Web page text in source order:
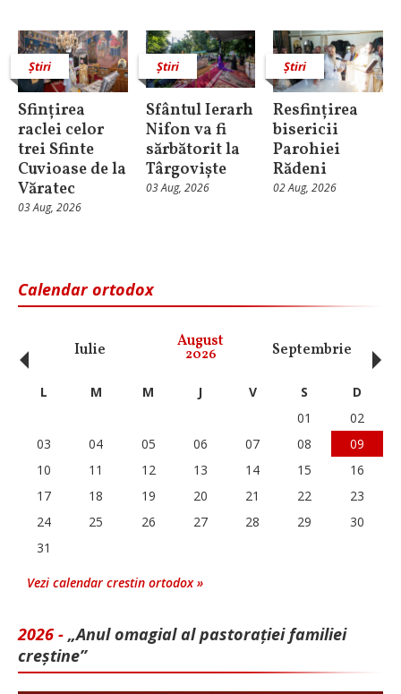
Știri
Sfințirea
raclei celor
trei Sfinte
Cuvioase de la
Văratec
03 Aug, 2026
Știri
Sfântul Ierarh
Nifon va fi
sărbătorit la
Târgoviște
03 Aug, 2026
Știri
Resfințirea
bisericii
Parohiei
Rădeni
02 Aug, 2026
Calendar ortodox
Iulie August
2026 Septembrie
‹ L M M J V S
D
01
02
03
04 05 06 07 08
09
10
11 12 13 14 15
16
17
18 19 20 21 22
23
24
25 26 27 28 29
30
31
Vezi calendar crestin ortodox »
2026 - „Anul omagial al pastorației familiei
creștine”